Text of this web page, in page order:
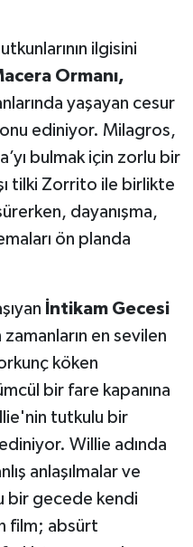
ilgisini
Ormanı,
yaşayan cesur
ediniyor. Milagros,
bulmak için zorlu bir
tilki Zorrito ile birlikte
dayanışma,
ön planda
İntikam Gecesi
en sevilen
köken
bir fare kapanına
tutkulu bir
Willie adında
anlaşılmalar ve
bir gecede kendi
film; absürt